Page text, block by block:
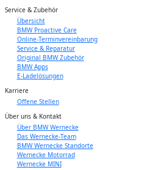
Service & Zubehör
Übersicht
BMW Proactive Care
Online-Terminvereinbarung
Service & Reparatur
Original BMW Zubehör
BMW Apps
E-Ladelösungen
Karriere
Offene Stellen
Über uns & Kontakt
Über BMW Wernecke
Das Wernecke-Team
BMW Wernecke Standorte
Wernecke Motorrad
Wernecke MINI